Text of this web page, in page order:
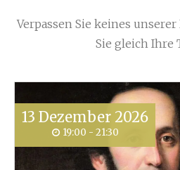
Verpassen Sie keines
Sie gleich Ihre
13 Dezember 2026
19:00 - 21:30